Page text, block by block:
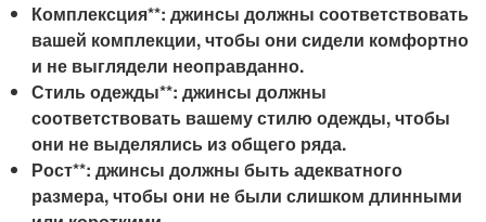
Комплексция**: джинсы должны соответствовать
вашей комплекции, чтобы они сидели комфортно
и не выглядели неоправданно.
Стиль одежды**: джинсы должны
соответствовать вашему стилю одежды, чтобы
они не выделялись из общего ряда.
Рост**: джинсы должны быть адекватного
размера, чтобы они не были слишком длинными